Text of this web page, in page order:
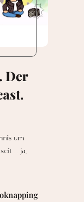
Der
um
… ja,